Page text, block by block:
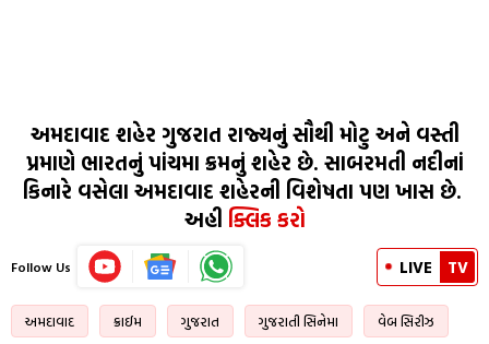
અમદાવાદ શહેર ગુજરાત રાજ્યનું સૌથી મોટુ અને વસ્તી
પ્રમાણે ભારતનું પાંચમા ક્રમનું શહેર છે. સાબરમતી નદીનાં
કિનારે વસેલા અમદાવાદ શહેરની વિશેષતા પણ ખાસ છે.
અહી ક્લિક કરો
Follow Us LIVE TV
અમદાવાદ ક્રાઈમ ગુજરાત ગુજરાતી સિનેમા વેબ સિરીઝ